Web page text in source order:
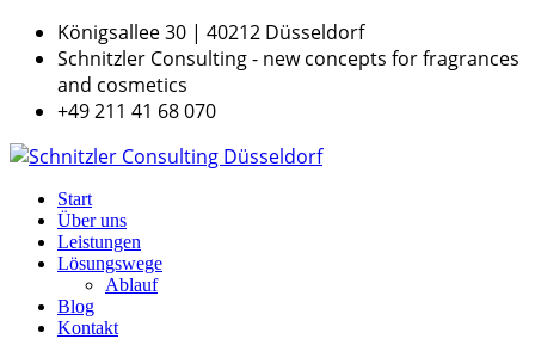
Königsallee 30 | 40212 Düsseldorf
Schnitzler Consulting - new concepts for fragrances
and cosmetics
+49 211 41 68 070
Start
Über uns
Leistungen
Lösungswege
Ablauf
Blog
Kontakt